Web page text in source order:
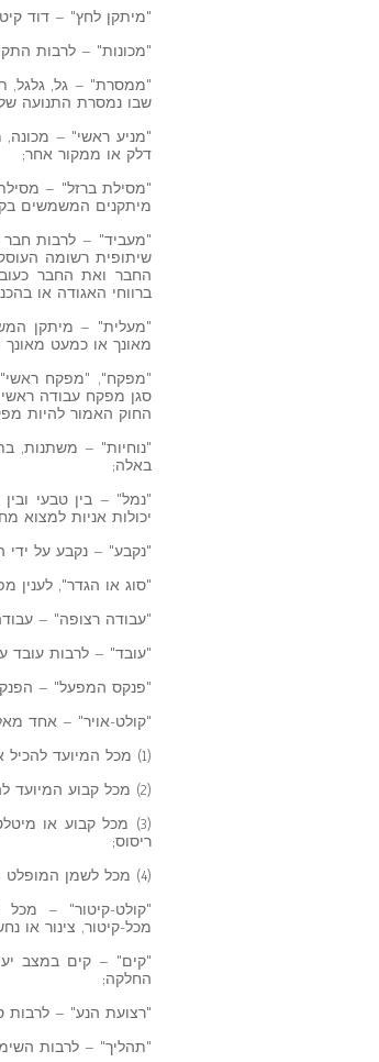
"מיתקן לחץ" – דוד
"מכונות" – לרבות
"ממסרת" – גל, גלגל,
שבו נמסרת התנועה
"מניע ראשי" –
דלק או ממקור אחר;
"מסילת ברזל" –
מיתקנים המשמשים
"מעביד" – לרבות חבר
שיתופית רשומה
החבר ואת החבר
ברווחי האגודה או
"מעלית" – מיתקן
מאונך או כמעט מאונך
סגן מפקח עבודה ראשי
החוק האמור להיות
"נוחיות" – משתנות,
באלה;
"נמל" – בין טבעי
יכולות אניות למצוא
"נקבע" – נקבע על ידי
"סוג או הגדר",
"עבודה רצופה" –
"עובד" – לרבות עובד
"פנקס המפעל" – הפנקס
"קולט-אויר" – אחד
(1) מכל המיועד להכיל אויר דחוס והמחובר למדחס, למעט צינור או נחשון או חלק של מדחס או אבזרו;
(2) מכל קבוע המיועד להכיל אויר דחוס או גזי פליטה דחוסים והמשמש להתנעת מנוע של שריפה פנימית;
(3) מכל קבוע או
ריסוס;
(4) מכל לשמן המופלט ממנו בכוח אויר דחוס;
"קולט-קיטור" –
מכל-קיטור, צינור או
"קים" – קים במצב
החלקה;
"רצועת הנע" –
"תהליך" – לרבות